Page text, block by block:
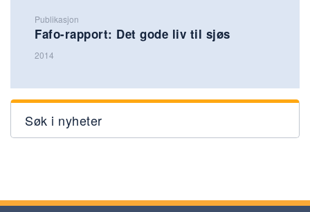
Publikasjon
Fafo-rapport: Det gode liv til sjøs
2014
Søk i nyheter